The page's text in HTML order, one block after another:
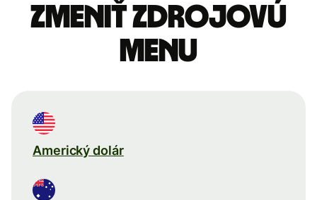
Zmeniť zdrojovú
menu
Americký dolár